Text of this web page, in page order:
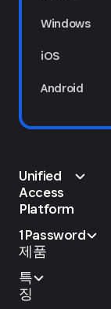
Windows
iOS
Android
Unified
Access
Platform
1Password
제품
특
징